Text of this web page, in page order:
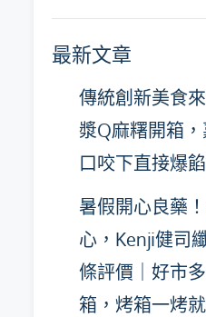
整
最新文章
傳統創新美食
漿Q麻糬開箱
口咬下直接爆餡
暑假開心良藥
心，Kenji健司
條評價｜好市
箱，烤箱一烤